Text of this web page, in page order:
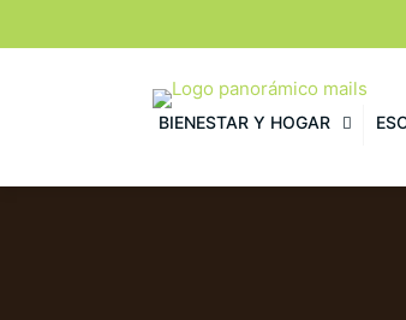
BIENESTAR Y HOGAR